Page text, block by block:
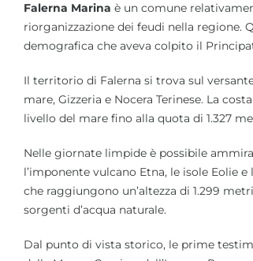
Falerna Marina è un comune
riorganizzazione dei feudi nella regione.
demografica che aveva colpito il
Il territorio di Falerna si trova sul
mare, Gizzeria e Nocera Terinese. La
livello del mare fino alla quota di 1.327
Nelle giornate limpide è possibile
l’imponente vulcano Etna, le isole Eolie
che raggiungono un’altezza di 1.299
sorgenti d’acqua naturale.
Dal punto di vista storico, le prime